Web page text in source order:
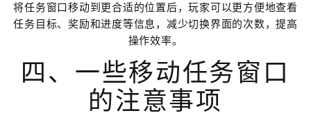
将任务窗口移动到更合适的位置后，玩家可以更方便地查看
任务目标、奖励和进度等信息，减少切换界面的次数，提高
操作效率。
四、一些移动任务窗口
的注意事项